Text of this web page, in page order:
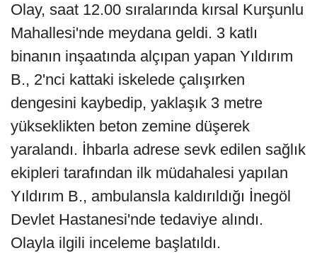
Olay, saat 12.00 sıralarında kırsal Kurşunlu
Mahallesi'nde meydana geldi. 3 katlı
binanın inşaatında alçıpan yapan Yıldırım
B., 2'nci kattaki iskelede çalışırken
dengesini kaybedip, yaklaşık 3 metre
yükseklikten beton zemine düşerek
yaralandı. İhbarla adrese sevk edilen sağlık
ekipleri tarafından ilk müdahalesi yapılan
Yıldırım B., ambulansla kaldırıldığı İnegöl
Devlet Hastanesi'nde tedaviye alındı.
Olayla ilgili inceleme başlatıldı.